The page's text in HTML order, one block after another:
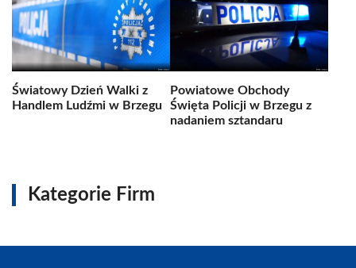
Światowy Dzień Walki z
Handlem Ludźmi w Brzegu
Powiatowe Obchody
Święta Policji w Brzegu z
nadaniem sztandaru
Kategorie Firm